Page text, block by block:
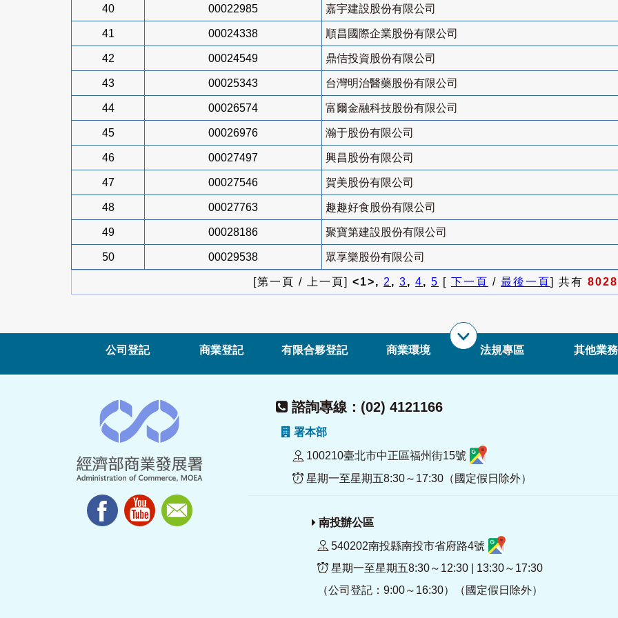
40 00022985 嘉宇建設股份有限公司
41 00024338 順昌國際企業股份有限公司
42 00024549 鼎佶投資股份有限公司
43 00025343 台灣明治醫藥股份有限公司
44 00026574 富爾金融科技股份有限公司
45 00026976 瀚于股份有限公司
46 00027497 興昌股份有限公司
47 00027546 賀美股份有限公司
48 00027763 趣趣好食股份有限公司
49 00028186 聚寶第建設股份有限公司
50 00029538 眾享樂股份有限公司
[第一頁 / 上一頁] <1>, 2, 3, 4, 5 [ 下一頁 / 最後一頁] 共有 8028
公司登記 商業登記 有限合夥登記 商業環境 法規專區 其他業務
諮詢專線：(02) 4121166
署本部
100210臺北市中正區福州街15號
星期一至星期五8:30～17:30（國定假日除外）
南投辦公區
540202南投縣南投市省府路4號
星期一至星期五8:30～12:30 | 13:30～17:30
（公司登記：9:00～16:30）（國定假日除外）